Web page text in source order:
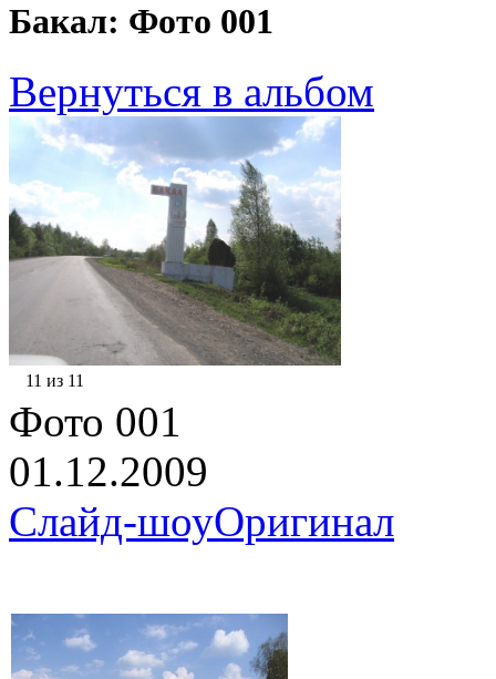
Бакал: Фото 001
Вернуться в альбом
11 из 11
Фото 001
01.12.2009
Слайд-шоуОригинал